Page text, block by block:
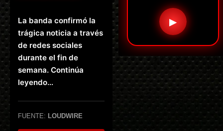
La banda confirmó la
trágica noticia a través
de redes sociales
durante el fin de
semana. Continúa
leyendo…
FUENTE: LOUDWIRE
▶